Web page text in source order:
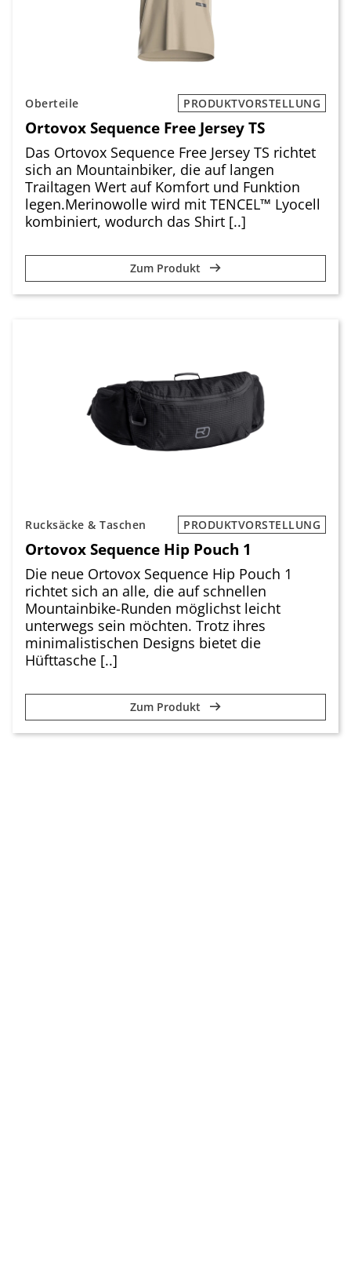
Oberteile PRODUKTVORSTELLUNG
Ortovox Sequence Free Jersey TS
Das Ortovox Sequence Free Jersey TS richtet
sich an Mountainbiker, die auf langen
Trailtagen Wert auf Komfort und Funktion
legen.Merinowolle wird mit TENCEL™ Lyocell
kombiniert, wodurch das Shirt [..]
Zum Produkt
Rucksäcke & Taschen PRODUKTVORSTELLUNG
Ortovox Sequence Hip Pouch 1
Die neue Ortovox Sequence Hip Pouch 1
richtet sich an alle, die auf schnellen
Mountainbike-Runden möglichst leicht
unterwegs sein möchten. Trotz ihres
minimalistischen Designs bietet die
Hüfttasche [..]
Zum Produkt